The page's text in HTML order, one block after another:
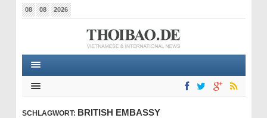
08 08 2026
SCHLAGWORT: BRITISH EMBASSY